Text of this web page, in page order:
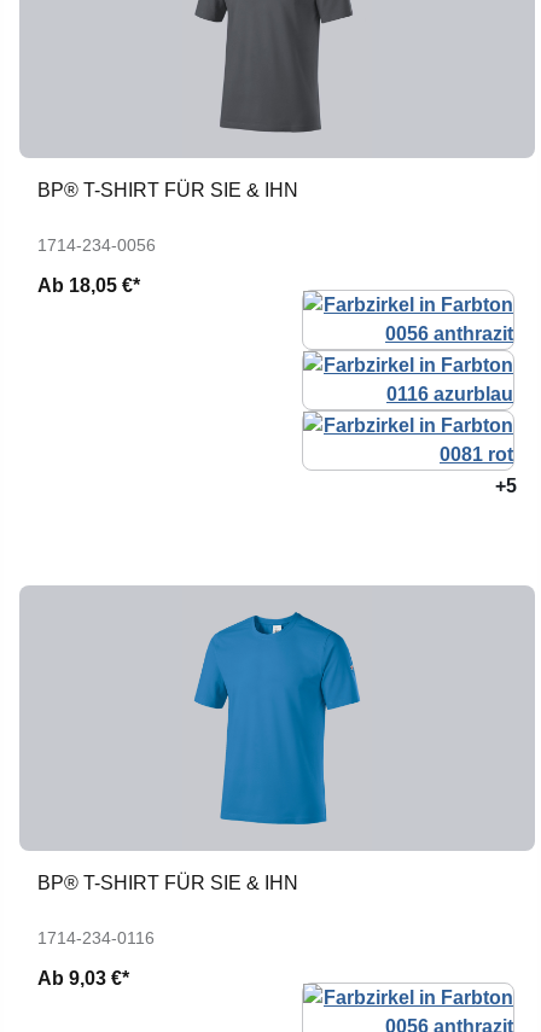
BP® T-SHIRT FÜR SIE & IHN
1714-234-0056
Ab 18,05 €*
+5
BP® T-SHIRT FÜR SIE & IHN
1714-234-0116
Ab 9,03 €*